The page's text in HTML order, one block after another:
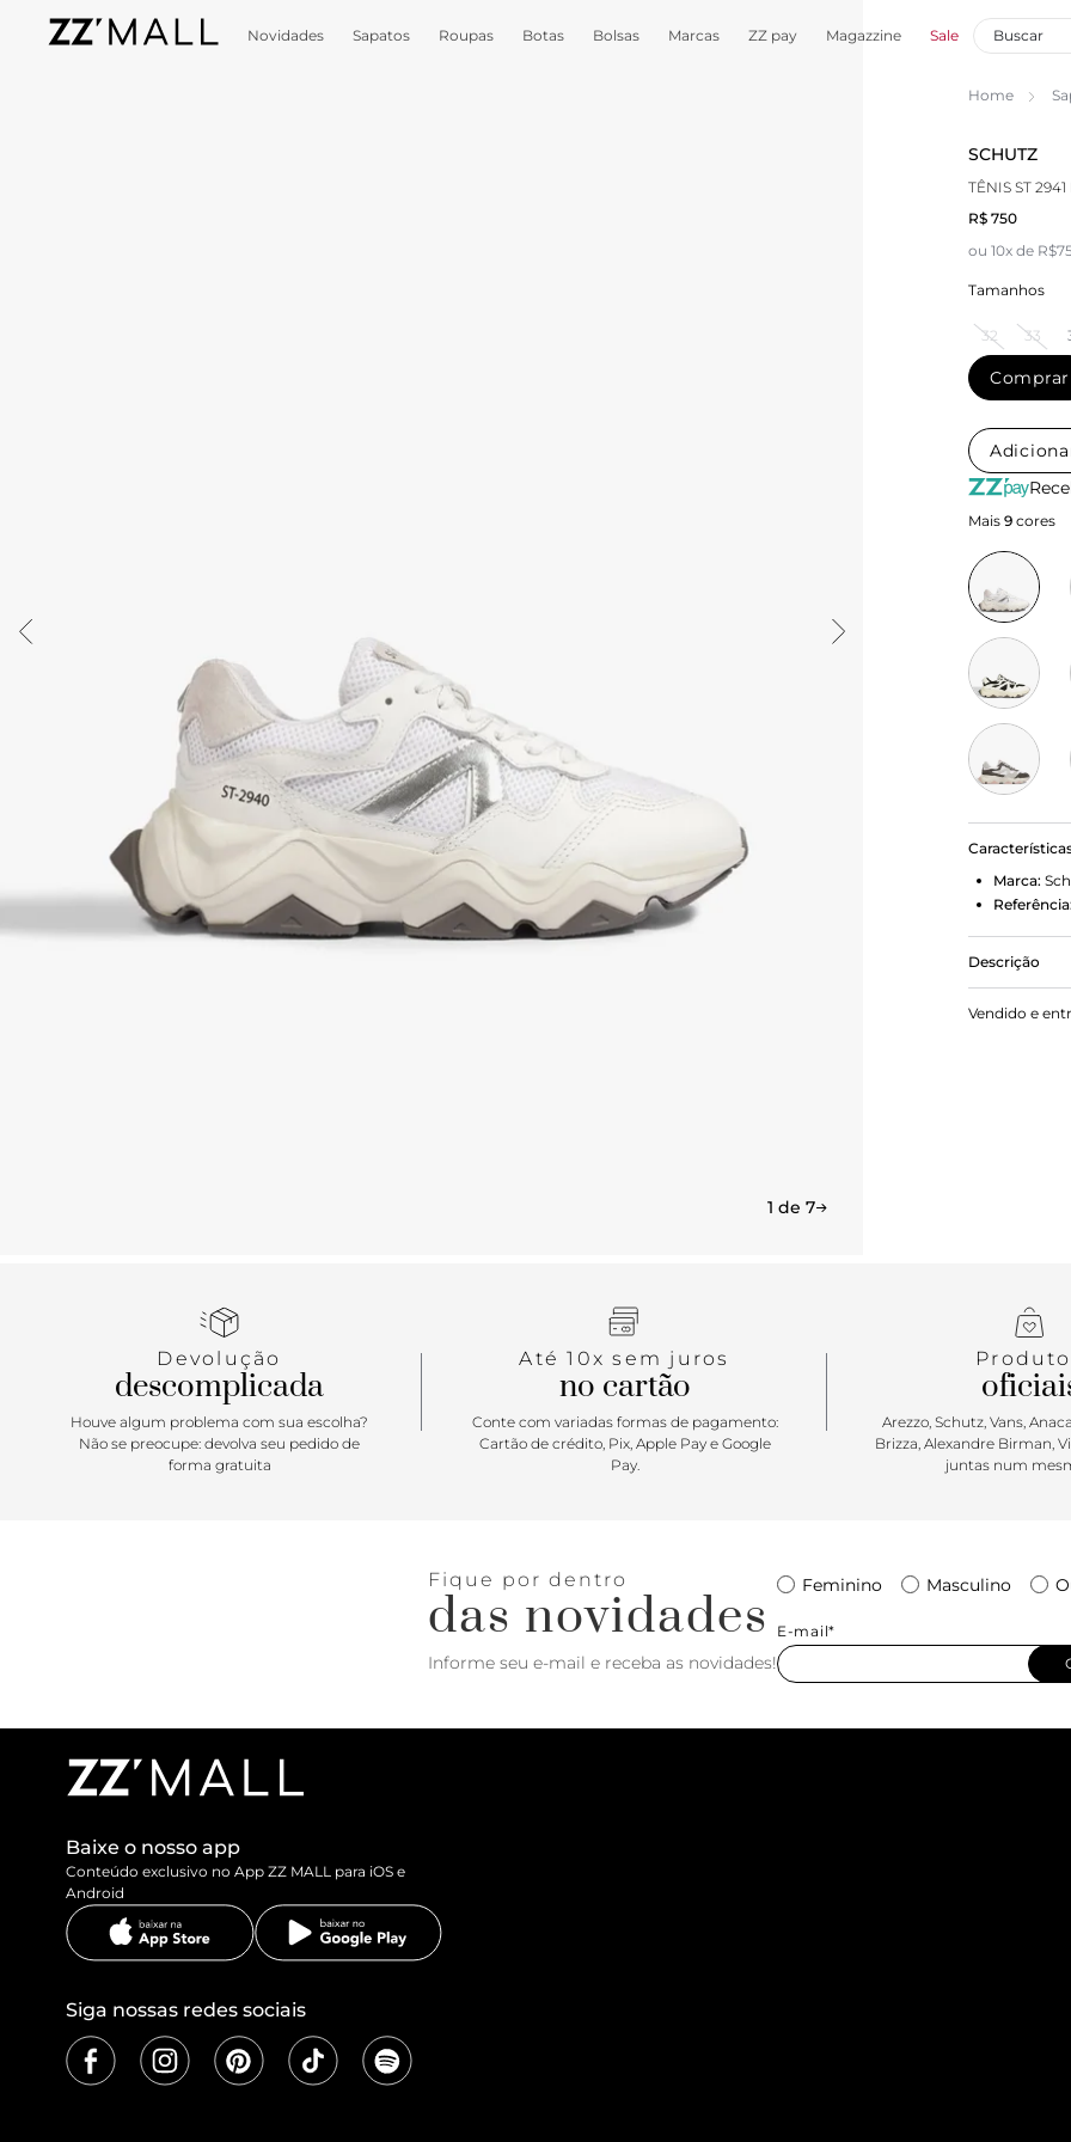
Novidades Sapatos Roupas Botas Bolsas Marcas ZZ pay Magazzine Sale
1 de 7
Home
SCHUTZ
TÊNIS ST
R$ 750
ou 10x de
Tamanhos
32 33
Comprar
Mais 9 cores
Marca:
Referência:
Descrição
Com um
escolha
Vendido e
Devolução
descomplicada
Houve algum problema com sua escolha?
Não se preocupe: devolva seu pedido de
forma gratuita
Até 10x sem juros
no cartão
Conte com variadas formas de pagamento:
Cartão de crédito, Pix, Apple Pay e Google
Pay.
Arezzo, Schutz, Vans,
Brizza, Alexandre Birman,
juntas num
Fique por dentro
das novidades
Informe seu e-mail e receba as novidades!
Feminino Masculino
E-mail*
Baixe o nosso app
Conteúdo exclusivo no App ZZ MALL para iOS e
Android
Siga nossas redes sociais